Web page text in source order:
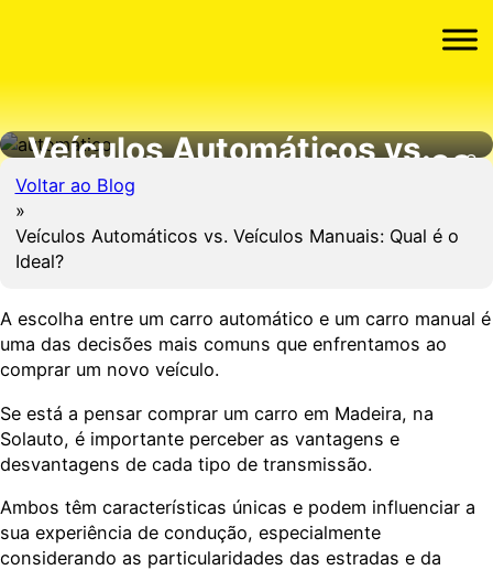
08
Veículos Automáticos vs.
Veículos Manuais: Qual é o
Ideal?
Voltar ao Blog
Veículos Automáticos vs. Veículos Manuais: Qual é o
Ideal?
A escolha entre um carro automático e um carro manual é
uma das decisões mais comuns que enfrentamos ao
comprar um novo veículo.
Se está a pensar comprar um carro em Madeira, na
Solauto, é importante perceber as vantagens e
desvantagens de cada tipo de transmissão.
Ambos têm características únicas e podem influenciar a
sua experiência de condução, especialmente
considerando as particularidades das estradas e da